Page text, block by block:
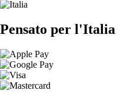
Pensato per l'Italia